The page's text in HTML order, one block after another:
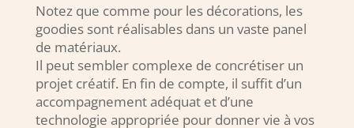
Notez que comme pour les décorations, les
goodies sont réalisables dans un vaste panel
de matériaux.
Il peut sembler complexe de concrétiser un
projet créatif. En fin de compte, il suffit d’un
accompagnement adéquat et d’une
technologie appropriée pour donner vie à vos